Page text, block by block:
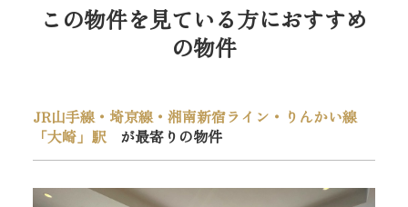
この物件を見ている方におすすめ
の物件
JR山手線・埼京線・湘南新宿ライン・りんかい線
「大崎」駅が最寄りの物件